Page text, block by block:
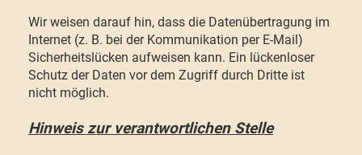
Wir weisen darauf hin, dass die Datenübertragung im
Internet (z. B. bei der Kommunikation per E-Mail)
Sicherheitslücken aufweisen kann. Ein lückenloser
Schutz der Daten vor dem Zugriff durch Dritte ist
nicht möglich.
Hinweis zur verantwortlichen Stelle